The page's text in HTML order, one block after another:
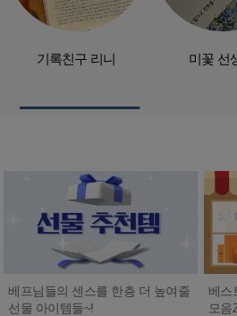
기록친구 리니 미꽃 선
베프님들의 센스를 한층 더 높여줄
선물 아이템들~!
베스
모음